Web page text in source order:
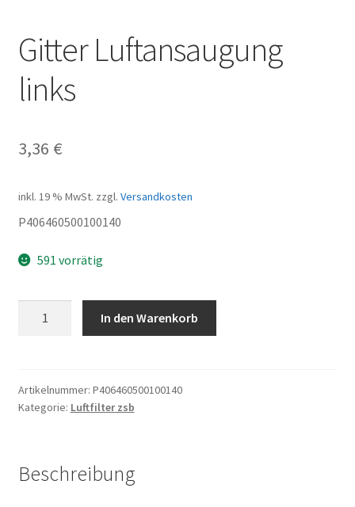
Gitter Luftansaugung
links
3,36 €
inkl. 19 % MwSt. zzgl. Versandkosten
P406460500100140
591 vorrätig
In den Warenkorb
Artikelnummer: P406460500100140
Kategorie: Luftfilter zsb
Beschreibung